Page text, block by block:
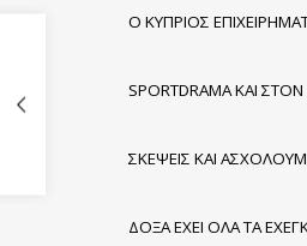
Ο ΚΥΠΡΙΟΣ
SPORTDRAMA ΚΑΙ
ΣΚΕΨΕΙΣ ΚΑΙ
ΔΟΞΑ ΕΧΕΙ ΟΛΑ ΤΑ